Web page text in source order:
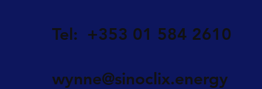
Tel: +353 01 584 2610
wynne@sinoclix.energy